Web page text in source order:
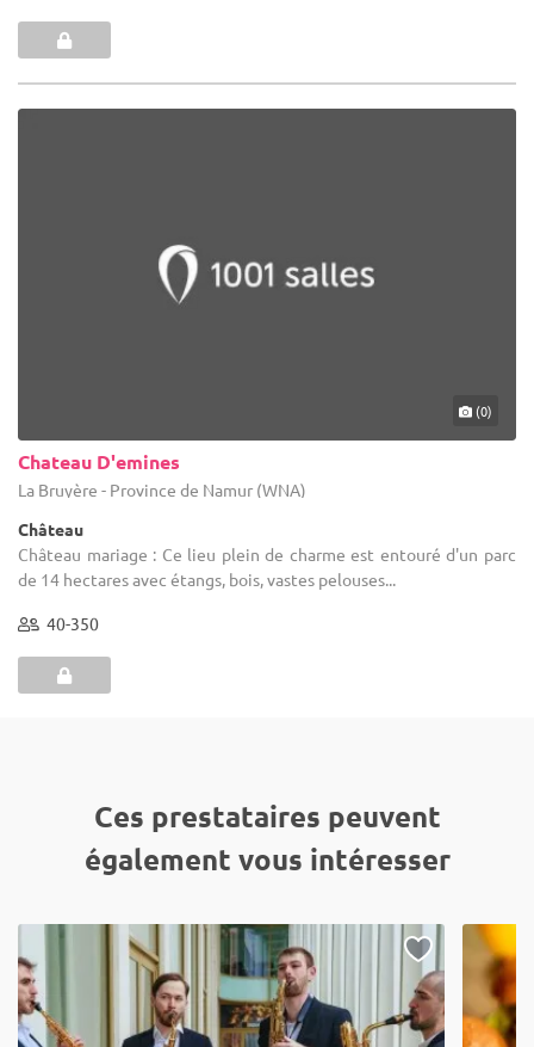
(0)
Chateau D'emines
La Bruyère - Province de Namur (WNA)
Château
Château mariage : Ce lieu plein de charme est entouré d'un parc
de 14 hectares avec étangs, bois, vastes pelouses...
40-350
Ces prestataires peuvent
également vous intéresser